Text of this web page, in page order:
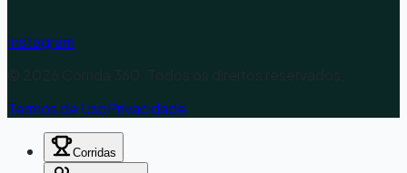
Instagram
© 2026 Corrida 360. Todos os direitos reservados.
Termos de UsoPrivacidade
Corridas